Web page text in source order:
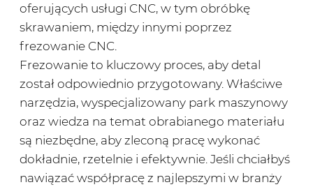
oferujących usługi CNC, w tym obróbkę
skrawaniem, między innymi poprzez
frezowanie CNC.
Frezowanie to kluczowy proces, aby detal
został odpowiednio przygotowany. Właściwe
narzędzia, wyspecjalizowany park maszynowy
oraz wiedza na temat obrabianego materiału
są niezbędne, aby zleconą pracę wykonać
dokładnie, rzetelnie i efektywnie. Jeśli chciałbyś
nawiązać współpracę z najlepszymi w branży